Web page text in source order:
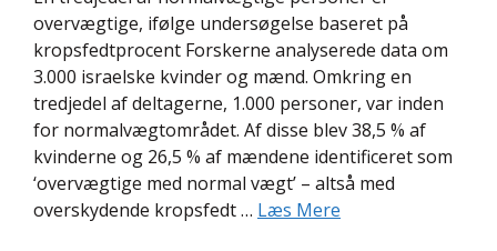
overvægtige, ifølge undersøgelse baseret på
kropsfedtprocent Forskerne analyserede data om
3.000 israelske kvinder og mænd. Omkring en
tredjedel af deltagerne, 1.000 personer, var inden
for normalvægtområdet. Af disse blev 38,5 % af
kvinderne og 26,5 % af mændene identificeret som
‘overvægtige med normal vægt’ – altså med
overskydende kropsfedt … Læs Mere